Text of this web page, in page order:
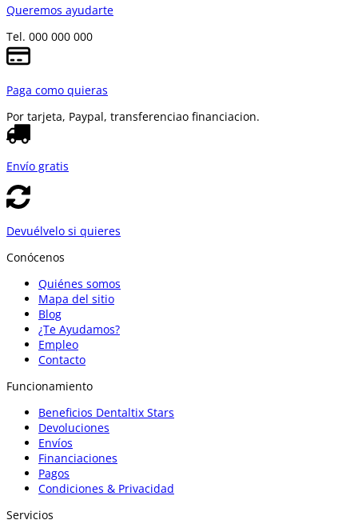
Queremos ayudarte
Tel. 000 000 000
Paga como quieras
Por tarjeta, Paypal, transferenciao financiacion.
Envío gratis
Devuélvelo si quieres
Conócenos
Quiénes somos
Mapa del sitio
Blog
¿Te Ayudamos?
Empleo
Contacto
Funcionamiento
Beneficios Dentaltix Stars
Devoluciones
Envíos
Financiaciones
Pagos
Condiciones & Privacidad
Servicios